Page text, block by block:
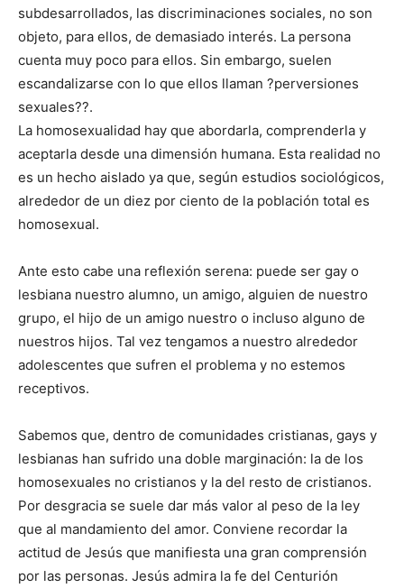
subdesarrollados, las discriminaciones sociales, no son
objeto, para ellos, de demasiado interés. La persona
cuenta muy poco para ellos. Sin embargo, suelen
escandalizarse con lo que ellos llaman ?perversiones
sexuales??.
La homosexualidad hay que abordarla, comprenderla y
aceptarla desde una dimensión humana. Esta realidad no
es un hecho aislado ya que, según estudios sociológicos,
alrededor de un diez por ciento de la población total es
homosexual.
Ante esto cabe una reflexión serena: puede ser gay o
lesbiana nuestro alumno, un amigo, alguien de nuestro
grupo, el hijo de un amigo nuestro o incluso alguno de
nuestros hijos. Tal vez tengamos a nuestro alrededor
adolescentes que sufren el problema y no estemos
receptivos.
Sabemos que, dentro de comunidades cristianas, gays y
lesbianas han sufrido una doble marginación: la de los
homosexuales no cristianos y la del resto de cristianos.
Por desgracia se suele dar más valor al peso de la ley
que al mandamiento del amor. Conviene recordar la
actitud de Jesús que manifiesta una gran comprensión
por las personas. Jesús admira la fe del Centurión